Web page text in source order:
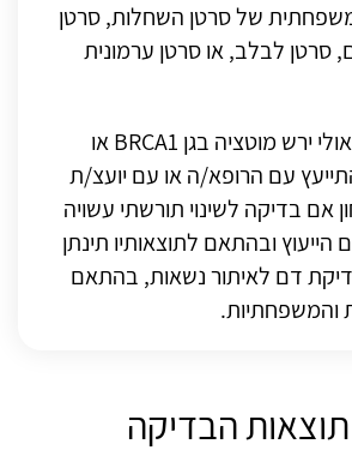
משפחתית של סרטן השחלות, סרטן
סרטן לבלב, או סרטן ערמונית
ירש מוטציה בגן BRCA1או
עם הרופא/ה או עם יועצ/ת
אם בדיקה לשינוי תורשתי עשויה
ובהתאם לתוצאותיו תינתן
דם לאיתור נשאות, בהתאם
והמשפחתיות.
הבדיקה